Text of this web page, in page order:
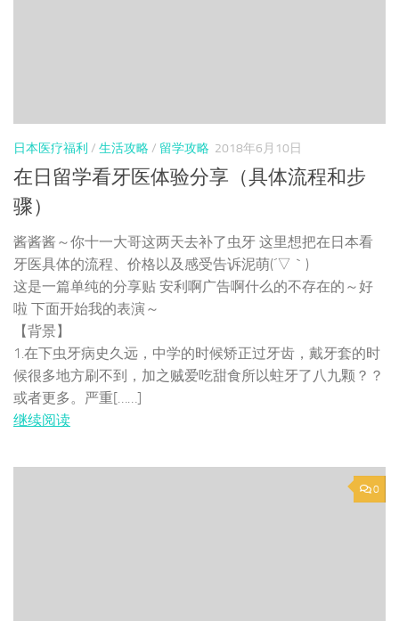
日本医疗福利 / 生活攻略/ 留学攻略 2018年6月10日
在日留学看牙医体验分享（具体流程和步
骤）
酱酱酱～你十一大哥这两天去补了虫牙 这里想把在日本看
牙医具体的流程、价格以及感受告诉泥萌(´▽｀)
这是一篇单纯的分享贴 安利啊广告啊什么的不存在的～好
啦 下面开始我的表演～
【背景】
1.在下虫牙病史久远，中学的时候矫正过牙齿，戴牙套的时
候很多地方刷不到，加之贼爱吃甜食所以蛀牙了八九颗？？
或者更多。严重[……]
继续阅读
0